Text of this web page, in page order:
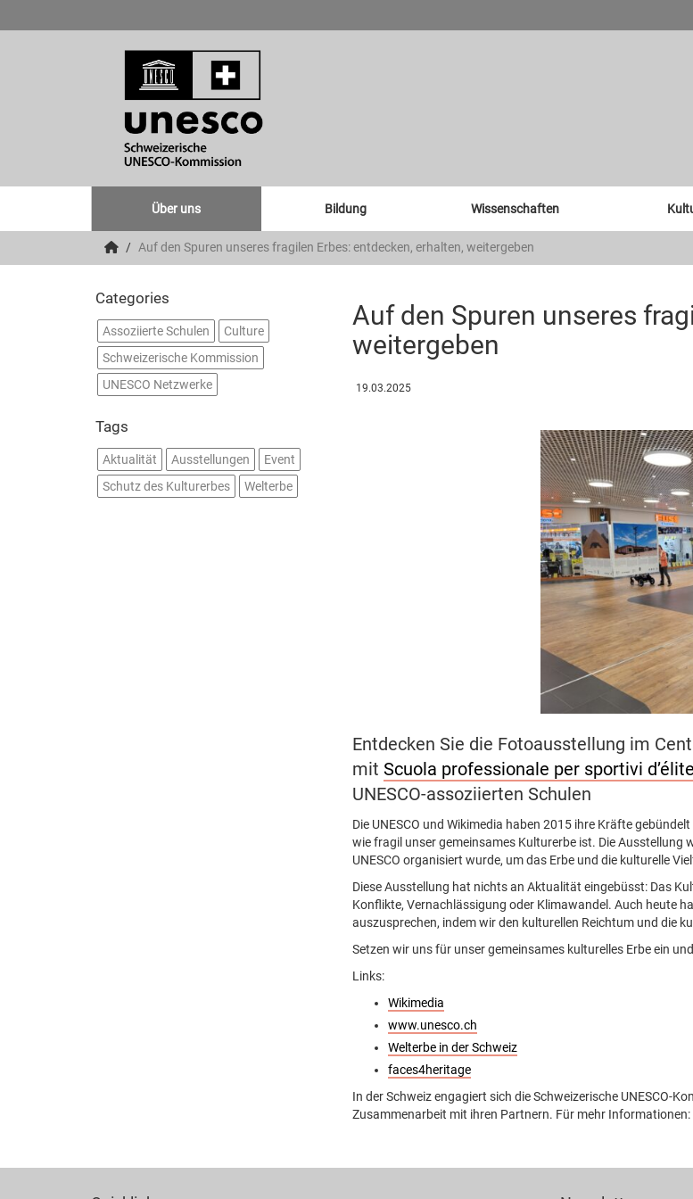
Über uns Bildung Wissenschaften
Auf den Spuren unseres fragilen Erbes: entdecken, erhalten, weitergeben
Auf den Spuren unseres
weitergeben
19.03.2025
Entdecken Sie die Fotoausstellung im
mit Scuola professionale per sportivi
UNESCO-assoziierten Schulen
Die UNESCO und Wikimedia haben 2015 ihre Kräfte
wie fragil unser gemeinsames Kulturerbe ist. Die Ausstellung
UNESCO organisiert wurde, um das Erbe und die kulturelle
Diese Ausstellung hat nichts an Aktualität eingebüsst: Das
Konflikte, Vernachlässigung oder Klimawandel. Auch heute
auszusprechen, indem wir den kulturellen Reichtum und die
Setzen wir uns für unser gemeinsames kulturelles Erbe ein
Links:
Wikimedia
www.unesco.ch
Welterbe in der Schweiz
faces4heritage
In der Schweiz engagiert sich die Schweizerische UNESCO-
Zusammenarbeit mit ihren Partnern. Für mehr
Categories
Assoziierte Schulen
Culture
Schweizerische Kommission
UNESCO Netzwerke
Tags
Aktualität Ausstellungen
Event
Schutz des Kulturerbes
Welterbe